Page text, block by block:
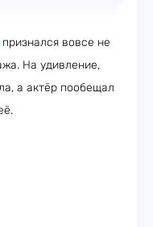
признался вовсе не
На удивление,
а актёр пообещал